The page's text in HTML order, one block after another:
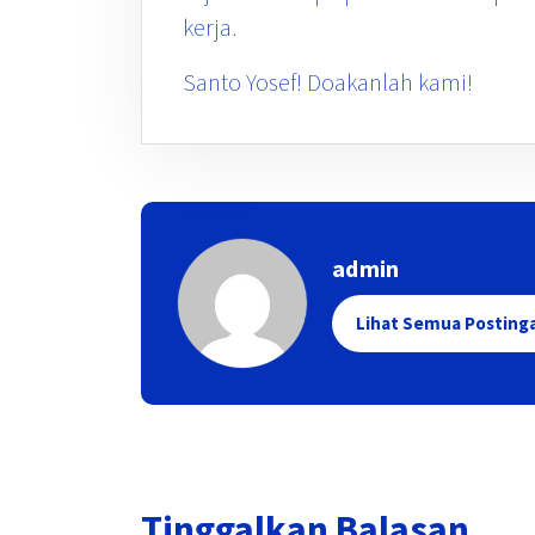
kerja.
Santo Yosef! Doakanlah kami!
admin
Lihat Semua